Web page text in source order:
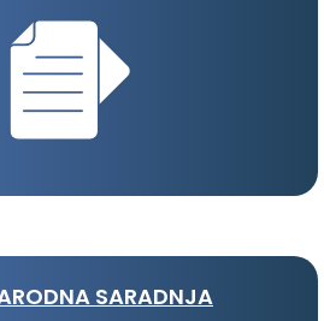
SARADNJA